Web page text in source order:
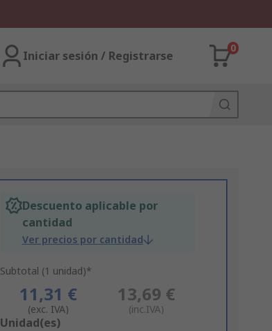
Iniciar sesión / Registrarse
0
Descuento aplicable por
cantidad
Ver precios por cantidad
Subtotal (1 unidad)*
11,31 €
(exc. IVA)
13,69 €
(inc.IVA)
Add
Unidad(es)